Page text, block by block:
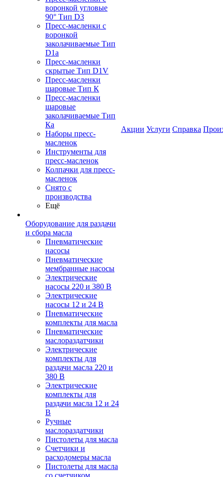
воронкой угловые
90° Тип D3
Пресс-масленки с
воронкой
заколачиваемые Тип
D1a
Пресс-масленки
скрытые Тип D1V
Пресс-масленки
шаровые Тип К
Пресс-масленки
шаровые
заколачиваемые Тип
Кa
Наборы пресс-
масленок
Инструменты для
пресс-масленок
Колпачки для пресс-
масленок
Снято с
производства
Ещё
Оборудование для раздачи
и сбора масла
Пневматические
насосы
Пневматические
мембранные насосы
Электрические
насосы 220 и 380 В
Электрические
насосы 12 и 24 В
Пневматические
комплекты для масла
Пневматические
маслораздатчики
Электрические
комплекты для
раздачи масла 220 и
380 В
Электрические
комплекты для
раздачи масла 12 и 24
В
Ручные
маслораздатчики
Пистолеты для масла
Счетчики и
расходомеры масла
Пистолеты для масла
со счетчиком
Акции Услуги Справка